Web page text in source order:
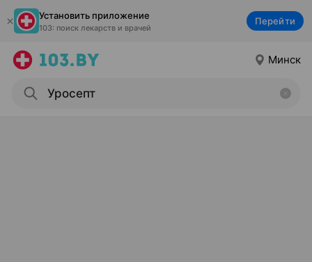
Установить приложение
103: поиск лекарств и врачей
Перейти
Минск